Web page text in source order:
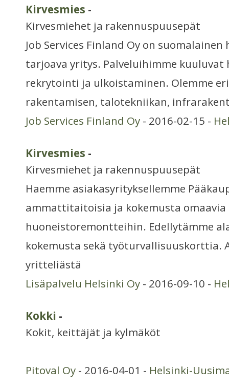
Kirvesmies -
Kirvesmiehet ja rakennuspuusepät
Job Services Finland Oy on
tarjoava yritys. Palveluihimme kuuluvat
rekrytointi ja ulkoistaminen. Olemme
rakentamisen, talotekniikan,
Job Services Finland Oy - 2016-02-15 -
Kirvesmies -
Kirvesmiehet ja rakennuspuusepät
Haemme asiakasyrityksellemme
ammattitaitoisia ja kokemusta omaavia
huoneistoremontteihin. Edellytämme
kokemusta sekä työturvallisuuskorttia.
yritteliästä
Lisäpalvelu Helsinki Oy - 2016-09-10 -
Kokki -
Kokit, keittäjät ja kylmäköt
Pitoval Oy - 2016-04-01 - Helsinki-